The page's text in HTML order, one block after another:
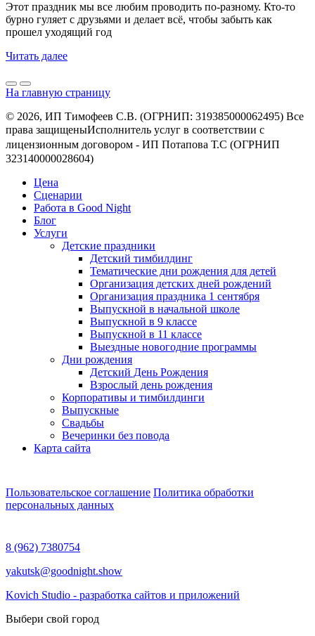
Этот праздник мы все любим проводить по-разному. Кто-то
бурно гуляет с друзьями и делает всё, чтобы забыть как
прошел уходящий год
Читать далее
На главную страницу
© 2026, ИП Тимофеев С.В. (ОГРНИП: 319385000062495) Все
права защищеныㅤㅤㅤㅤㅤㅤㅤㅤㅤㅤИсполнитель услуг в соответствии с
лицензионным договором - ㅤㅤㅤㅤㅤㅤИП Потапова Т.С (ОГРНИП
323140000028604)
Цена
Сценарии
Работа в Good Night
Блог
Услуги
Детские праздники
Детский тимбилдинг
Тематические дни рождения для детей
Организация детских дней рождений
Организация праздника 1 сентября
Выпускной в начальной школе
Выпускной в 9 классе
Выпускной в 11 классе
Выездные новогодние программы
Дни рождения
Детский День Рождения
Взрослый день рождения
Корпоративы и тимбилдинги
Выпускные
Свадьбы
Вечеринки без повода
Карта сайта
Пользовательское соглашение Политика обработки
персональных данных
8 (962) 7380754
yakutsk@goodnight.show
Kovich Studio - разработка сайтов и приложений
Выбери свой город